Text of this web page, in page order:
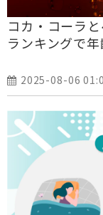
コカ・コーラ
ランキングで
2025-08-06